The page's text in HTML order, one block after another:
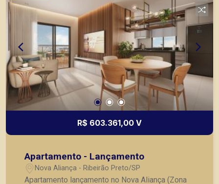
R$ 603.361,00 V
Apartamento - Lançamento
Nova Aliança - Ribeirão Preto/SP
Apartamento lançamento no Nova Aliança (Zona